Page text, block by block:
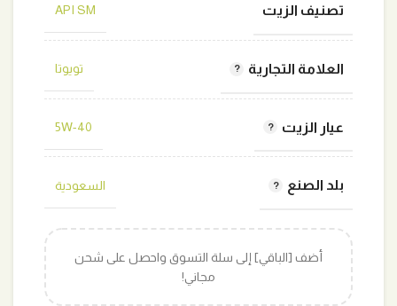
تصنيف الزيت API SM
العلامة التجارية تويوتا
عيار الزيت 5W-40
بلد الصنع السعودية
أضف [الباقي] إلى سلة التسوق واحصل على شحن
مجاني!